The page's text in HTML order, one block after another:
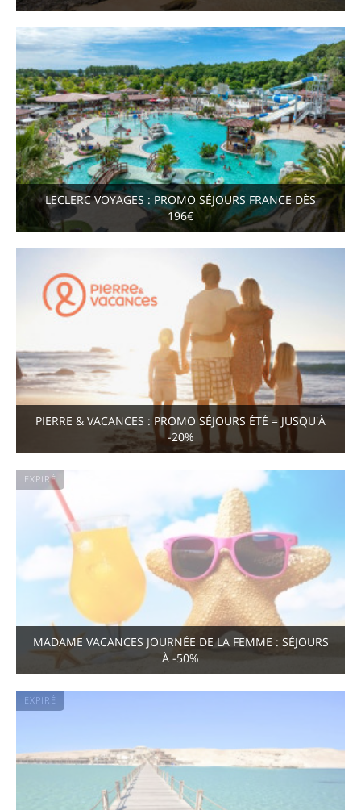
LECLERC VOYAGES : PROMO SÉJOURS FRANCE DÈS
196€
PIERRE & VACANCES : PROMO SÉJOURS ÉTÉ = JUSQU'À
-20%
EXPIRÉ
MADAME VACANCES JOURNÉE DE LA FEMME : SÉJOURS
À -50%
EXPIRÉ